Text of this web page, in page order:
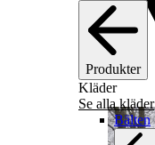
Produkter
Kläder
Se alla kläder
Bälten